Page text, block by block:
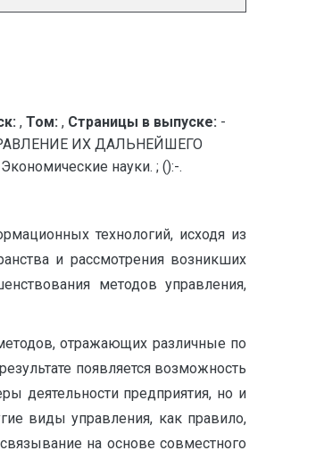
, Том: , Страницы в выпуске: -
ИХ ДАЛЬНЕЙШЕГО
науки. ; ():-.
технологий, исходя из
и рассмотрения возникших
методов управления,
отражающих различные по
появляется возможность
деятельности предприятия, но и
виды управления, как правило,
на основе совместного